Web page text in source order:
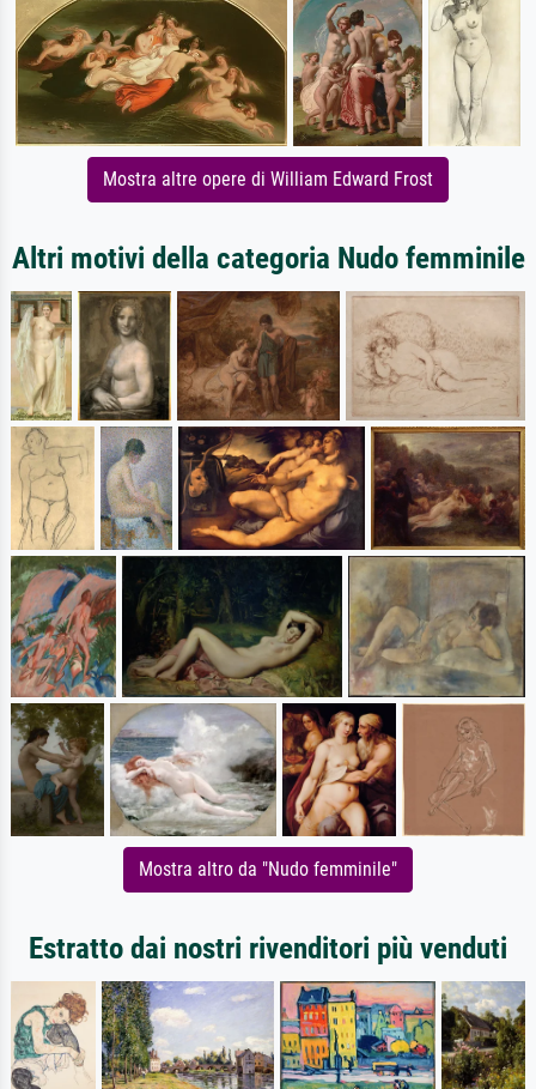
Mostra altre opere di William Edward Frost
Altri motivi della categoria Nudo femminile
Mostra altro da "Nudo femminile"
Estratto dai nostri rivenditori più venduti